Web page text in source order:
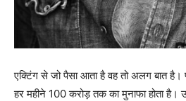
एक्टिंग से जो पैसा आता है वह तो अलग बात
हर महीने 100 करोड़ तक का मुनाफा होता है।